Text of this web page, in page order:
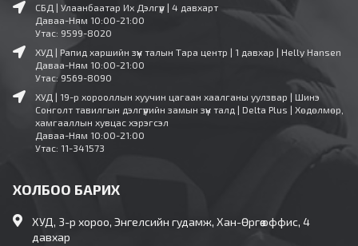
СБД | Улаанбаатар Их Дэлгүүр | 4 давхарт
Даваа-Ням 10:00-21:00
Утас: 9599-8020
ХУД | Рапид харшийн зүүн талын Тара центр | 1 давхар | Helly Hansen
Даваа-Ням 10:00-21:00
Утас: 9569-8090
ХУД | 19-р хорооллын хуучин цагаан хаалганы уулзвар | Шинэ
Сонголт тавилгын дэлгүүрийн замын зүүн талд | Delta Plus | Хөдөлмөр,
хамгааллын хувцас хэрэгсэл
Даваа-Ням 10:00-21:00
Утас: 11-341573
ХОЛБОО БАРИХ
ХУД, 3-р хороо, Энгелсийн гудамж, Хан-Өргөө оффис, 4
давхар